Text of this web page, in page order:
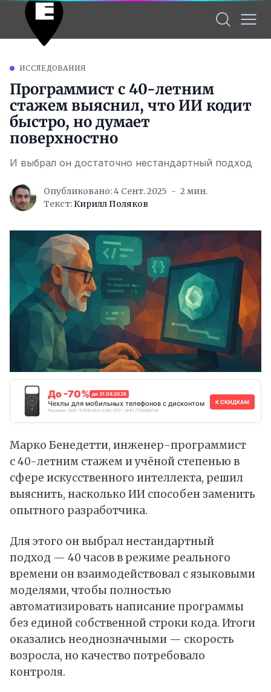
ИССЛЕДОВАНИЯ
Программист с 40-летним
стажем выяснил, что ИИ кодит
быстро, но думает
поверхностно
И выбрал он достаточно нестандартный подход
Опубликовано: 4 Сент. 2025
2 мин.
Текст: Кирилл Поляков
До -70% до 31.08.2026
Чехлы для мобильных телефонов с дисконтом
Реклама. ООО "АЛИБАБА.КОМ (РУ)", ИНН 7703380158
К СКИДКАМ
Марко Бенедетти, инженер-программист
с 40-летним стажем и учёной степенью в
сфере искусственного интеллекта, решил
выяснить, насколько ИИ способен заменить
опытного разработчика.
Для этого он выбрал нестандартный
подход — 40 часов в режиме реального
времени он взаимодействовал с языковыми
моделями, чтобы полностью
автоматизировать написание программы
без единой собственной строки кода. Итоги
оказались неоднозначными — скорость
возросла, но качество потребовало
контроля.